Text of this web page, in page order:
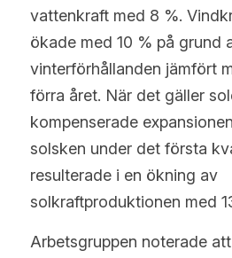
vattenkraft med 8 %.
ökade med 10 % på grund
vinterförhållanden jämfört
förra året. När det gäller
kompenserade
solsken under det första
resulterade i en ökning av
solkraftproduktionen med
Arbetsgruppen noterade